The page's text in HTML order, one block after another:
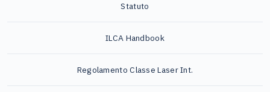
Statuto
ILCA Handbook
Regolamento Classe Laser Int.